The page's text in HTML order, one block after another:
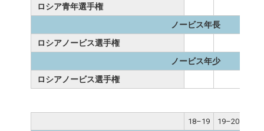
ロシア青年選手権
ノービス年長
ロシアノービス選手権
ノービス年少
ロシアノービス選手権
18–19 19–20